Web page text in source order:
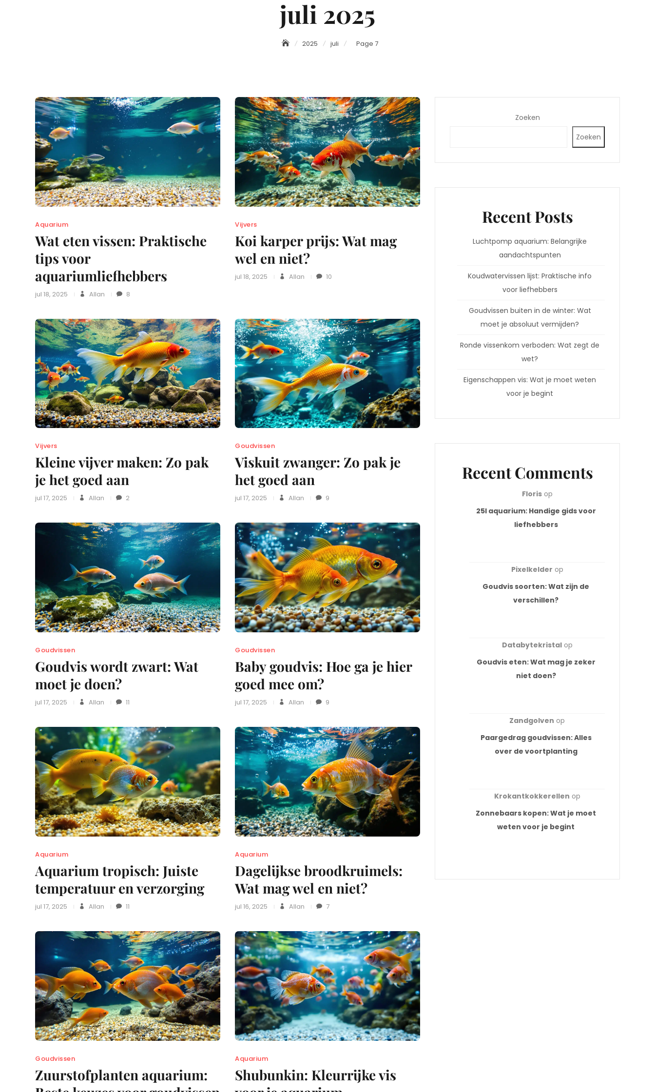
juli 2025
2025 juli Page 7
Aquarium
Wat eten vissen: Praktische
tips voor
aquariumliefhebbers
jul 18, 2025 Allan 8
Vijvers
Koi karper prijs: Wat mag
wel en niet?
jul 18, 2025 Allan 10
Vijvers
Kleine vijver maken: Zo pak
je het goed aan
jul 17, 2025 Allan 2
Goudvissen
Viskuit zwanger: Zo pak je
het goed aan
jul 17, 2025 Allan 9
Goudvissen
Goudvis wordt zwart: Wat
moet je doen?
jul 17, 2025 Allan 11
Goudvissen
Baby goudvis: Hoe ga je hier
goed mee om?
jul 17, 2025 Allan 9
Aquarium
Aquarium tropisch: Juiste
temperatuur en verzorging
jul 17, 2025 Allan 11
Aquarium
Dagelijkse broodkruimels:
Wat mag wel en niet?
jul 16, 2025 Allan 7
Goudvissen
Zuurstofplanten aquarium:
Aquarium
Shubunkin: Kleurrijke vis
Zoeken
Zoeken
Recent Posts
Luchtpomp aquarium: Belangrijke
aandachtspunten
Koudwatervissen lijst: Praktische info
voor liefhebbers
Goudvissen buiten in de winter: Wat
moet je absoluut vermijden?
Ronde vissenkom verboden: Wat zegt de
wet?
Eigenschappen vis: Wat je moet weten
voor je begint
Recent Comments
Florisop
25l aquarium: Handige gids voor
liefhebbers
Pixelkelder op
Goudvis soorten: Wat zijn de
verschillen?
Databytekristalop
Goudvis eten: Wat mag je zeker
niet doen?
Zandgolven op
Paargedrag goudvissen: Alles
over de voortplanting
Krokantkokkerellen op
Zonnebaars kopen: Wat je moet
weten voor je begint